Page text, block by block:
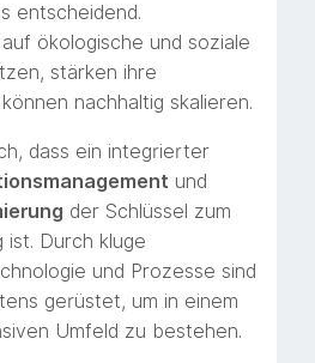
entscheidend.
ökologische und soziale
stärken ihre
nachhaltig skalieren.
dass ein integrierter
und
der Schlüssel zum
ist. Durch kluge
und Prozesse sind
gerüstet, um in einem
Umfeld zu bestehen.